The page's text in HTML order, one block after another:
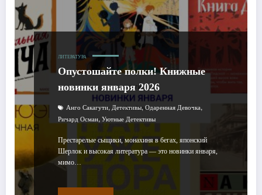
ЛИТЕРАТУРА
Опустошайте полки! Книжные
новинки января 2026
Анго Сакагути, Детективы,Одаренная Девочка,
Ричард Осман, Уютные Детективы
Престарелые сыщики, монахиня в бегах, японский
Шерлок и высокая литература — это новинки января,
мимо…